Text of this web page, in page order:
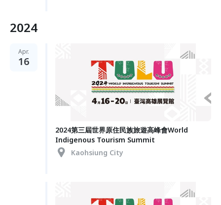
2024
Apr.
16
2024第三屆世界原住民族旅遊高峰會World
Indigenous Tourism Summit
Kaohsiung City